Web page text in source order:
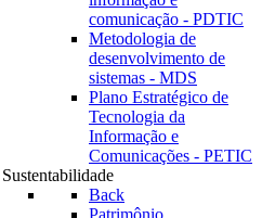
comunicação - PDTIC
Metodologia de
desenvolvimento de
sistemas - MDS
Plano Estratégico de
Tecnologia da
Informação e
Comunicações - PETIC
Sustentabilidade
Back
Patrimônio